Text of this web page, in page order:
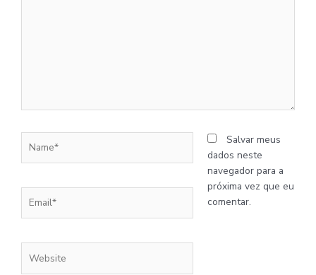
Salvar meus
dados neste
navegador para a
próxima vez que eu
comentar.